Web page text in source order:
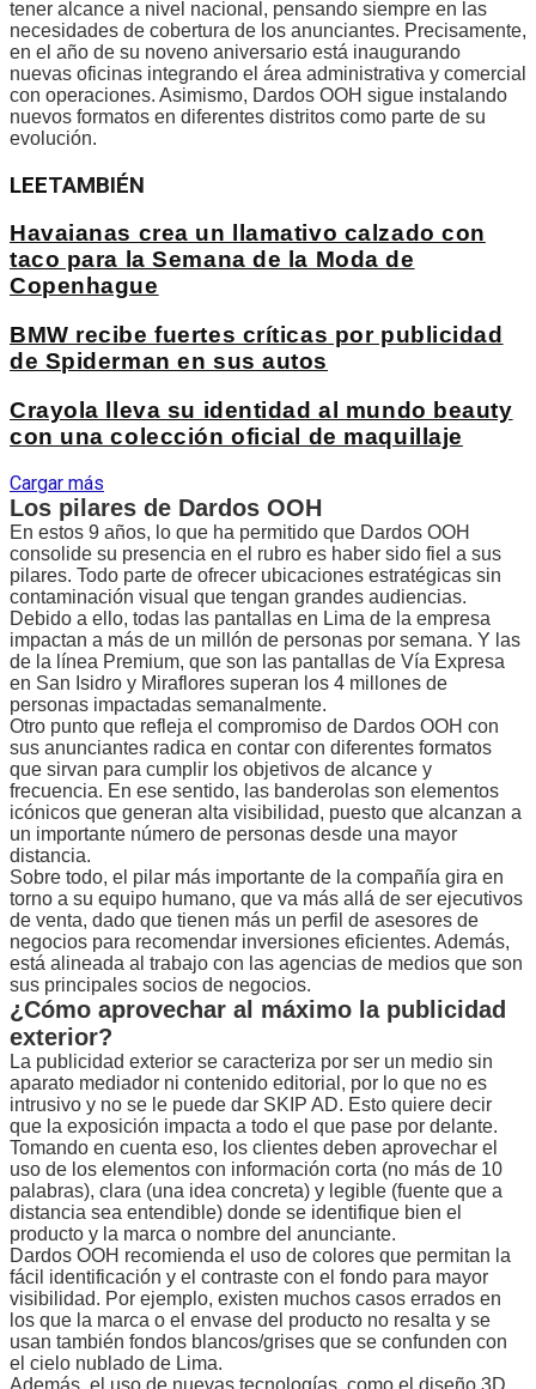
tener alcance a nivel nacional, pensando siempre en las
necesidades de cobertura de los anunciantes. Precisamente,
en el año de su noveno aniversario está inaugurando
nuevas oficinas integrando el área administrativa y comercial
con operaciones. Asimismo, Dardos OOH sigue instalando
nuevos formatos en diferentes distritos como parte de su
evolución.
LEETAMBIÉN
Havaianas crea un llamativo calzado con
taco para la Semana de la Moda de
Copenhague
BMW recibe fuertes críticas por publicidad
de Spiderman en sus autos
Crayola lleva su identidad al mundo beauty
con una colección oficial de maquillaje
Cargar más
Los pilares de Dardos OOH
En estos 9 años, lo que ha permitido que Dardos OOH
consolide su presencia en el rubro es haber sido fiel a sus
pilares. Todo parte de ofrecer ubicaciones estratégicas sin
contaminación visual que tengan grandes audiencias.
Debido a ello, todas las pantallas en Lima de la empresa
impactan a más de un millón de personas por semana. Y las
de la línea Premium, que son las pantallas de Vía Expresa
en San Isidro y Miraflores superan los 4 millones de
personas impactadas semanalmente.
Otro punto que refleja el compromiso de Dardos OOH con
sus anunciantes radica en contar con diferentes formatos
que sirvan para cumplir los objetivos de alcance y
frecuencia. En ese sentido, las banderolas son elementos
icónicos que generan alta visibilidad, puesto que alcanzan a
un importante número de personas desde una mayor
distancia.
Sobre todo, el pilar más importante de la compañía gira en
torno a su equipo humano, que va más allá de ser ejecutivos
de venta, dado que tienen más un perfil de asesores de
negocios para recomendar inversiones eficientes. Además,
está alineada al trabajo con las agencias de medios que son
sus principales socios de negocios.
¿Cómo aprovechar al máximo la publicidad
exterior?
La publicidad exterior se caracteriza por ser un medio sin
aparato mediador ni contenido editorial, por lo que no es
intrusivo y no se le puede dar SKIP AD. Esto quiere decir
que la exposición impacta a todo el que pase por delante.
Tomando en cuenta eso, los clientes deben aprovechar el
uso de los elementos con información corta (no más de 10
palabras), clara (una idea concreta) y legible (fuente que a
distancia sea entendible) donde se identifique bien el
producto y la marca o nombre del anunciante.
Dardos OOH recomienda el uso de colores que permitan la
fácil identificación y el contraste con el fondo para mayor
visibilidad. Por ejemplo, existen muchos casos errados en
los que la marca o el envase del producto no resalta y se
usan también fondos blancos/grises que se confunden con
el cielo nublado de Lima.